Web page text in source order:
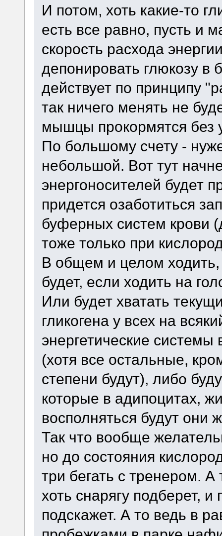
И потом, хоть какие-то
есть все равно, пусть и
скорость расхода
депонировать глюкозу
действует по принципу
так ничего менять не
мышцы прокормятся без
По большому счету -
небольшой. Вот тут
энергоносителей будет
придется озаботиться
буферных систем крови
тоже только при
В общем и целом
будет, если ходить на
Или будет хватать
гликогена у всех на
энергетические
(хотя все остальные,
степени будут), либо
которые в адипоцитах,
восполняться будут они
Так что вообще
но до состояния
три бегать с тренером.
хоть снарягу подберет,
подскажет. А то ведь в